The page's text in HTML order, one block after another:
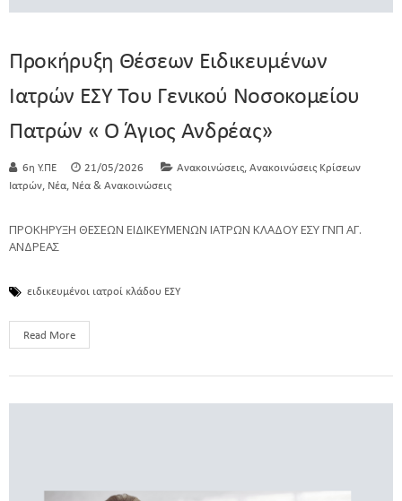
Προκήρυξη Θέσεων Ειδικευμένων
Ιατρών ΕΣΥ Του Γενικού Νοσοκομείου
Πατρών « Ο Άγιος Ανδρέας»
6η Υ.ΠΕ 21/05/2026 Ανακοινώσεις, Ανακοινώσεις Κρίσεων
Ιατρών, Νέα, Νέα & Ανακοινώσεις
ΠΡΟΚΗΡΥΞΗ ΘΕΣΕΩΝ ΕΙΔΙΚΕΥΜΕΝΩΝ ΙΑΤΡΩΝ ΚΛΑΔΟΥ ΕΣΥ ΓΝΠ ΑΓ.
ΑΝΔΡΕΑΣ
ειδικευμένοι ιατροί κλάδου ΕΣΥ
Read More